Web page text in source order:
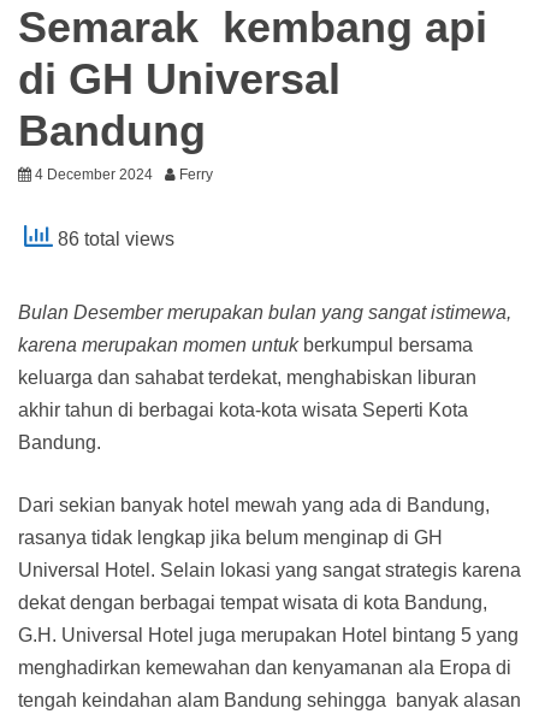
Semarak kembang api
di GH Universal
Bandung
4 December 2024 Ferry
86 total views
Bulan Desember merupakan bulan yang sangat istimewa,
karena merupakan momen untuk berkumpul bersama
keluarga dan sahabat terdekat, menghabiskan liburan
akhir tahun di berbagai kota-kota wisata Seperti Kota
Bandung.
Dari sekian banyak hotel mewah yang ada di Bandung,
rasanya tidak lengkap jika belum menginap di GH
Universal Hotel. Selain lokasi yang sangat strategis karena
dekat dengan berbagai tempat wisata di kota Bandung,
G.H. Universal Hotel juga merupakan Hotel bintang 5 yang
menghadirkan kemewahan dan kenyamanan ala Eropa di
tengah keindahan alam Bandung sehingga banyak alasan